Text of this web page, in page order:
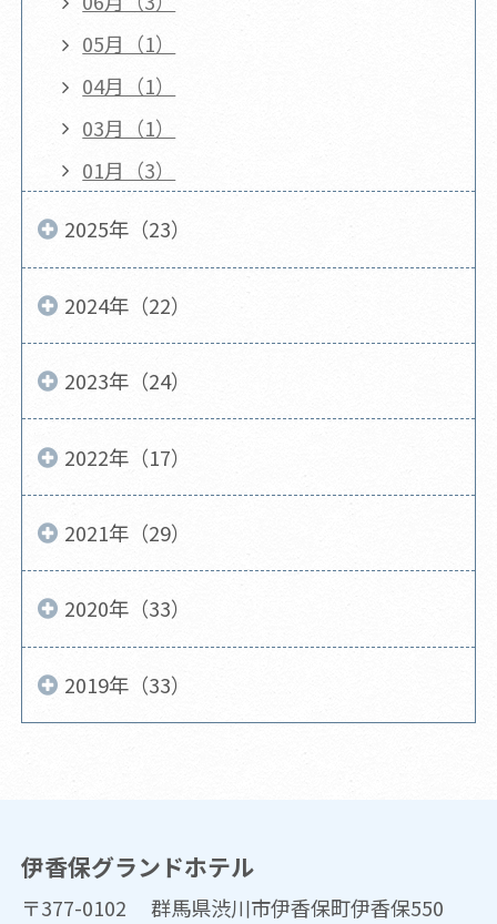
05月（1）
04月（1）
03月（1）
01月（3）
2025年（23）
2024年（22）
2023年（24）
2022年（17）
2021年（29）
2020年（33）
2019年（33）
伊香保グランドホテル
〒377-0102 群馬県渋川市伊香保町伊香保550